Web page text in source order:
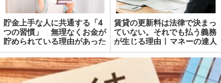
貯金上手な人に共通する「4
つの習慣」 無理なくお金が
貯められている理由があった
賃貸の更新料は法律で決まっ
ていない。それでも払う義務
が生じる理由 | マネーの達人